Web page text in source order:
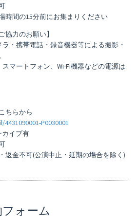
時間の15分前にお集まりください
協力のお願い】
・携帯電話・録音機器等による撮影・
マートフォン、Wi-Fi機器などの電源は
ちらから
P0030001
カイブ有
返金不可(公演中止・延期の場合を除く)
ォーム